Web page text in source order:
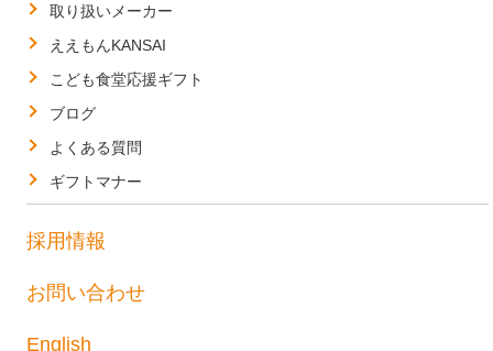
取り扱いメーカー
ええもんKANSAI
こども食堂応援ギフト
ブログ
よくある質問
ギフトマナー
採用情報
お問い合わせ
English